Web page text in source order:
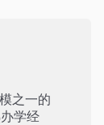
之一的
学经